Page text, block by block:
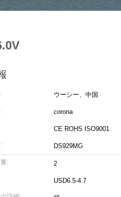
ウーシー、中国
corona
CE ROHS ISO9001
DS929MG
: 2
USD6.5-4.7